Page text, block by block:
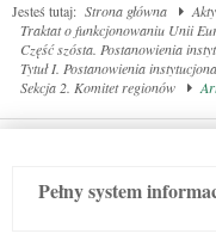
Jesteś tutaj: Strona główna
Traktat o funkcjonowaniu Unii
Część szósta. Postanowienia
Tytuł I. Postanowienia
Sekcja 2. Komitet regionów
Pełny system